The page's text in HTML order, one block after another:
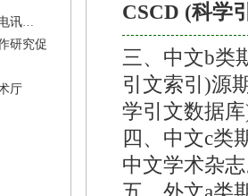
讯
研究促
厅
CSCD (科学
三、中文b类
引文索引)源
学引文数据
四、中文c类
中文学术杂